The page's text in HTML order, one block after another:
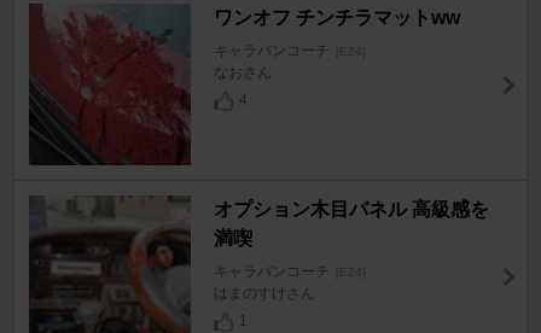
ワンオフ チンチラマットww
キャラバンコーチ [E24]
なおさん
4
オプション木目パネル 高級感を
満喫
キャラバンコーチ [E24]
はまのすけさん
1